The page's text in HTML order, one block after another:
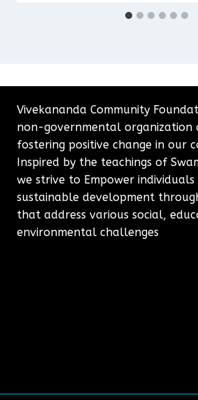
Vivekananda Community
non-governmental organization
fostering positive change in our
Inspired by the teachings of
we strive to Empower
sustainable development
that address various social,
environmental challenges